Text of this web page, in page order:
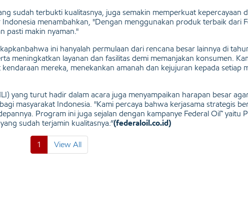
sudah terbukti kualitasnya, juga semakin memperkuat kepercayaan
menambahkan, "Dengan menggunakan produk terbaik dari
pasti makin nyaman."
ini hanyalah permulaan dari rencana besar lainnya di
meningkatkan layanan dan fasilitas demi memanjakan konsumen.
mereka, menekankan amanah dan kejujuran kepada setiap
yang turut hadir dalam acara juga menyampaikan harapan besar
masyarakat Indonesia. "Kami percaya bahwa kerjasama strategis
Program ini juga sejalan dengan kampanye Federal Oil™ yaitu
sudah terjamin kualitasnya.”(federaloil.co.id)
1 View All